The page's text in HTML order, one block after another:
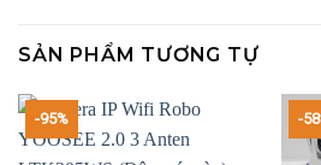
SẢN PHẨM TƯƠNG TỰ
-95% -